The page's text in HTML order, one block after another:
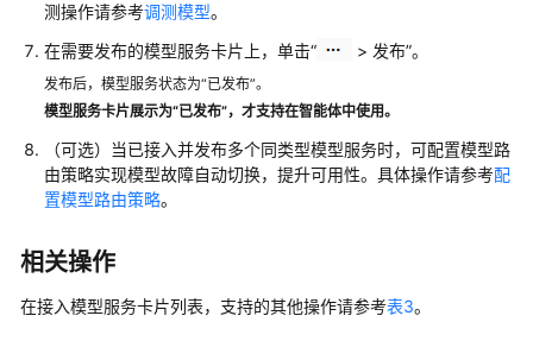
测操作请参考调测模型。
在需要发布的模型服务卡片上，单击“
> 发布”。
发布后，模型服务状态为“已发布”。
模型服务卡片展示为“已发布”，才支持在智能体中使用。
（可选）当已接入并发布多个同类型模型服务时，可配置模型路
由策略实现模型故障自动切换，提升可用性。具体操作请参考配
置模型路由策略。
相关操作
在接入模型服务卡片列表，支持的其他操作请参考表3。